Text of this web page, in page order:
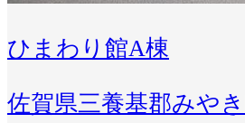
ひまわり館A棟
佐賀県三養基郡みや